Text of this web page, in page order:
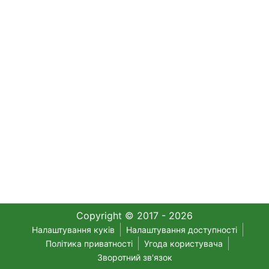
Copyright © 2017 - 2026
Налаштування куків
Налаштування доступності
Політика приватності
Угода користувача
Зворотний зв'язок